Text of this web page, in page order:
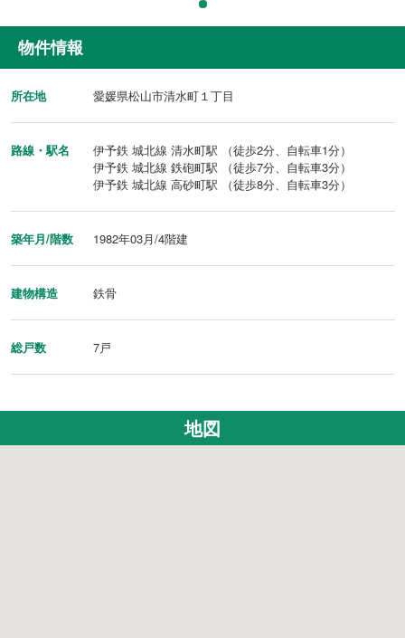
物件情報
所在地 愛媛県松山市清水町１丁目
路線・駅名
伊予鉄 城北線 清水町駅 （徒歩2分、自転車1分）
伊予鉄 城北線 鉄砲町駅 （徒歩7分、自転車3分）
伊予鉄 城北線 高砂町駅 （徒歩8分、自転車3分）
築年月/階数 1982年03月/4階建
建物構造 鉄骨
総戸数 7戸
地図